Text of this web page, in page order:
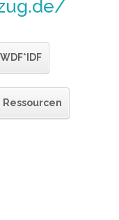
WDF*IDF
Ressourcen